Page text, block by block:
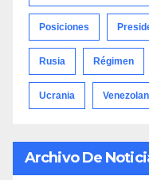
Posiciones
Rusia Régimen
Ucrania
Archivo De